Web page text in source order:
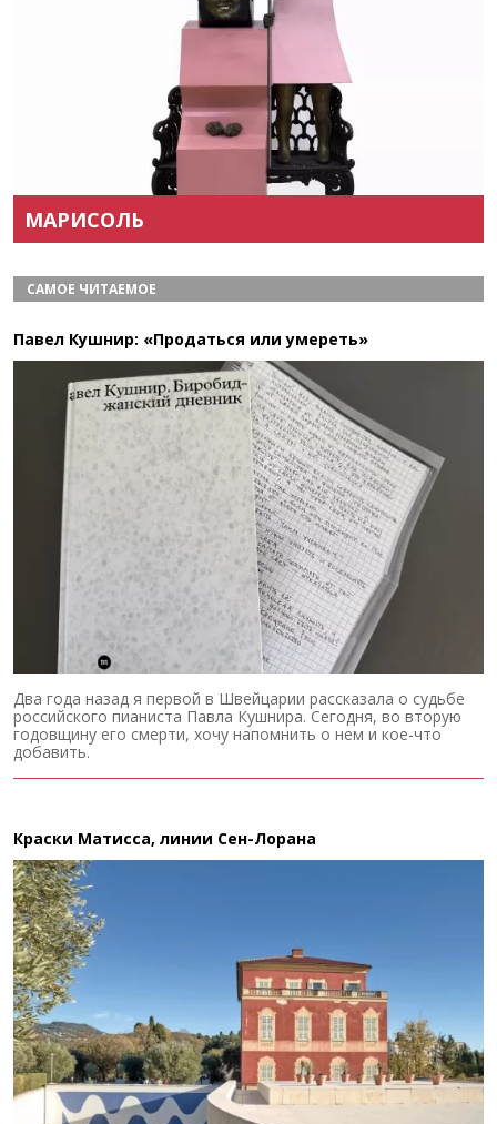
МАРИСОЛЬ
САМОЕ ЧИТАЕМОЕ
Павел Кушнир: «Продаться или умереть»
Два года назад я первой в Швейцарии рассказала о судьбе
российского пианиста Павла Кушнира. Сегодня, во вторую
годовщину его смерти, хочу напомнить о нем и кое-что
добавить.
Краски Матисса, линии Сен-Лорана